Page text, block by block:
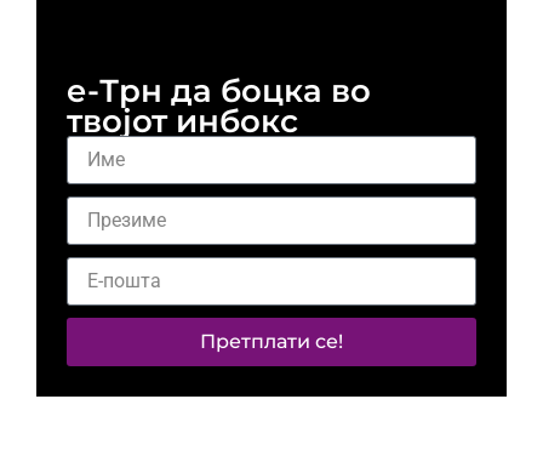
е-Трн да боцка во
твојот инбокс
Претплати се!